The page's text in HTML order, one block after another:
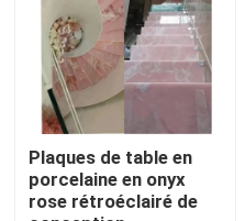
A propos de nous
Contacts
Produits
Plaques de table en
porcelaine en onyx
rose rétroéclairé de